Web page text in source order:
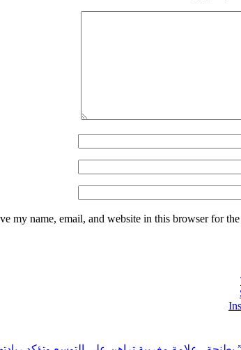
my name, email, and website in this browser for